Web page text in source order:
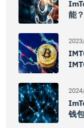
能
钱